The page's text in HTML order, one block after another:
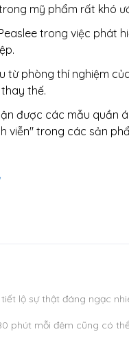
mỹ phẩm rất khó
trong việc phát
từ phòng thí nghiệm
thế.
được các mẫu quần
viễn" trong các sản
lộ sự thật đáng ngạc
phút mỗi đêm cũng có